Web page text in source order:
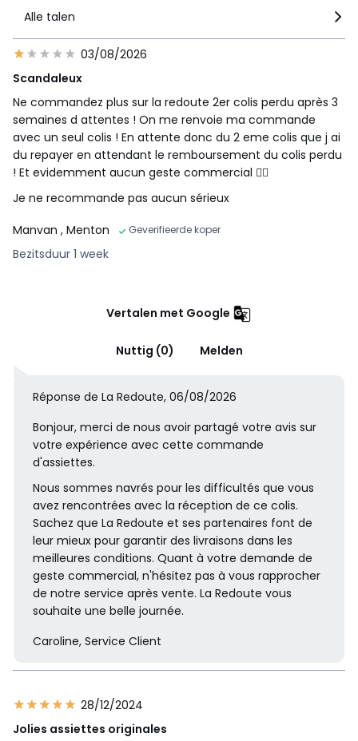
Alle talen
03/08/2026
Scandaleux
Ne commandez plus sur la redoute 2er colis perdu après 3
semaines d attentes ! On me renvoie ma commande
avec un seul colis ! En attente donc du 2 eme colis que j ai
du repayer en attendant le remboursement du colis perdu
! Et evidemment aucun geste commercial 👍🏻
Je ne recommande pas aucun sérieux
Manvan , Menton Geverifieerde koper
Bezitsduur 1 week
Vertalen met Google
Nuttig (0) Melden
Réponse de La Redoute, 06/08/2026
Bonjour, merci de nous avoir partagé votre avis sur
votre expérience avec cette commande
d'assiettes.
Nous sommes navrés pour les difficultés que vous
avez rencontrées avec la réception de ce colis.
Sachez que La Redoute et ses partenaires font de
leur mieux pour garantir des livraisons dans les
meilleures conditions. Quant à votre demande de
geste commercial, n'hésitez pas à vous rapprocher
de notre service après vente. La Redoute vous
souhaite une belle journée.
Caroline, Service Client
28/12/2024
Jolies assiettes originales